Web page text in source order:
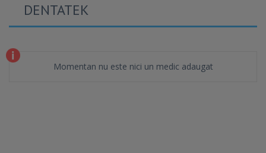
DENTATEK
Momentan nu este nici un medic adaugat